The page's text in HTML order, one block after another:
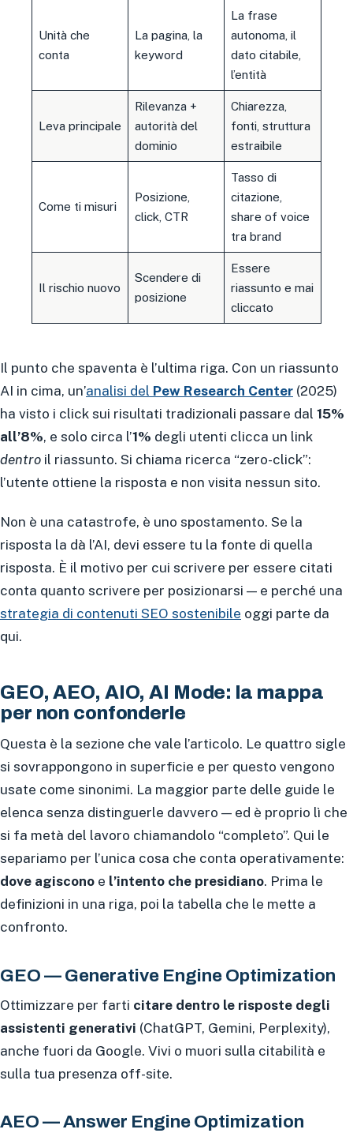
Unità che
conta
La pagina, la
keyword
La frase
autonoma, il
dato citabile,
l’entità
Leva principale
Rilevanza +
autorità del
dominio
Chiarezza,
fonti, struttura
estraibile
Come ti misuri
Posizione,
click, CTR
Tasso di
citazione,
share of voice
tra brand
Il rischio nuovo
Scendere di
posizione
Essere
riassunto e mai
cliccato
Il punto che spaventa è l’ultima riga. Con un riassunto
AI in cima, un’analisi del Pew Research Center (2025)
ha visto i click sui risultati tradizionali passare dal 15%
all’8%, e solo circa l’1% degli utenti clicca un link
dentro il riassunto. Si chiama ricerca “zero-click”:
l’utente ottiene la risposta e non visita nessun sito.
Non è una catastrofe, è uno spostamento. Se la
risposta la dà l’AI, devi essere tu la fonte di quella
risposta. È il motivo per cui scrivere per essere citati
conta quanto scrivere per posizionarsi — e perché una
strategia di contenuti SEO sostenibile oggi parte da
qui.
GEO, AEO, AIO, AI Mode: la mappa
per non confonderle
Questa è la sezione che vale l’articolo. Le quattro sigle
si sovrappongono in superficie e per questo vengono
usate come sinonimi. La maggior parte delle guide le
elenca senza distinguerle davvero — ed è proprio lì che
si fa metà del lavoro chiamandolo “completo”. Qui le
separiamo per l’unica cosa che conta operativamente:
dove agiscono e l’intento che presidiano. Prima le
definizioni in una riga, poi la tabella che le mette a
confronto.
GEO — Generative Engine Optimization
Ottimizzare per farti citare dentro le risposte degli
assistenti generativi (ChatGPT, Gemini, Perplexity),
anche fuori da Google. Vivi o muori sulla citabilità e
sulla tua presenza off-site.
AEO — Answer Engine Optimization